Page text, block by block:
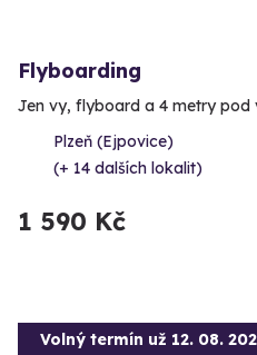
Flyboarding
Jen vy, flyboard a 4 metry pod
Plzeň (Ejpovice)
(+ 14 dalších lokalit)
1 590 Kč
Volný termín už 12. 08.